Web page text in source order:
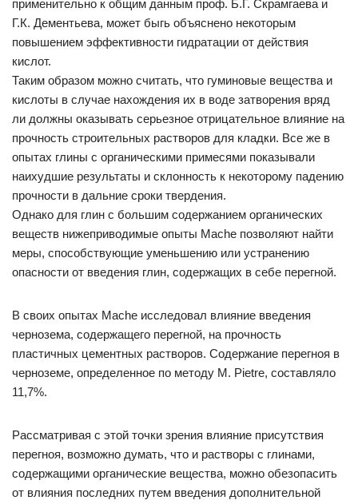
применительно к общим данным проф. Б.Г. Скрамгаева и
Г.К. Дементьева, может быгь объяснено некоторым
повышением эффективности гидратации от действия
кислот.
Таким образом можно считать, что гуминовые вещества и
кислоты в случае нахождения их в воде затворения вряд
ли должны оказывать серьезное отрицательное влияние на
прочность строительных растворов для кладки. Все же в
опытах глины с органическими примесями показывали
наихудшие результаты и склонность к некоторому падению
прочности в дальние сроки твердения.
Однако для глин с большим содержанием органических
веществ нижеприводимые опыты Mache позволяют найти
меры, способствующие уменьшению или устранению
опасности от введения глин, содержащих в себе перегной.
В своих опытах Mache исследовал влияние введения
чернозема, содержащего перегной, на прочность
пластичных цементных растворов. Содержание перегноя в
черноземе, определенное по методу М. Pietre, составляло
11,7%.
Рассматривая с этой точки зрения влияние присутствия
перегноя, возможно думать, что и растворы с глинами,
содержащими органические вещества, можно обезопасить
от влияния последних путем введения дополнительной